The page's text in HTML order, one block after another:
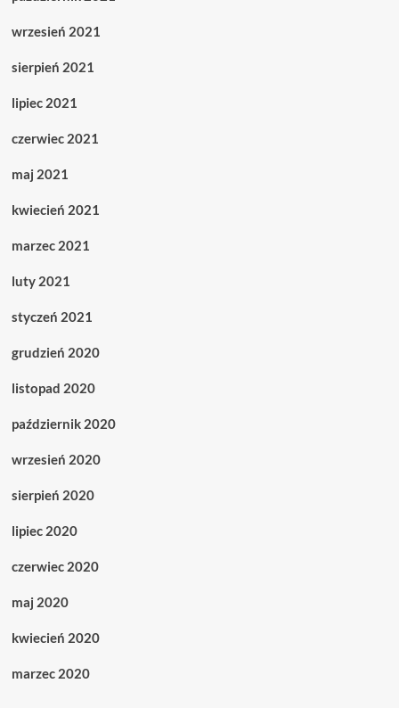
wrzesień 2021
sierpień 2021
lipiec 2021
czerwiec 2021
maj 2021
kwiecień 2021
marzec 2021
luty 2021
styczeń 2021
grudzień 2020
listopad 2020
październik 2020
wrzesień 2020
sierpień 2020
lipiec 2020
czerwiec 2020
maj 2020
kwiecień 2020
marzec 2020